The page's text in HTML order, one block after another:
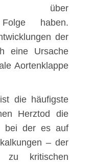
über
haben.
der
eine Ursache
Aortenklappe
die häufigste
Herztod die
bei der es auf
– der
zu kritischen